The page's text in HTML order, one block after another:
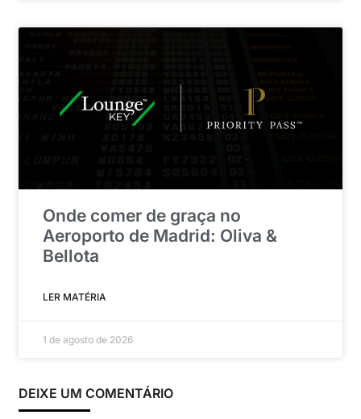
Onde comer de graça no
Aeroporto de Madrid: Oliva &
Bellota
LER MATÉRIA
1 de agosto de 2026
DEIXE UM COMENTÁRIO